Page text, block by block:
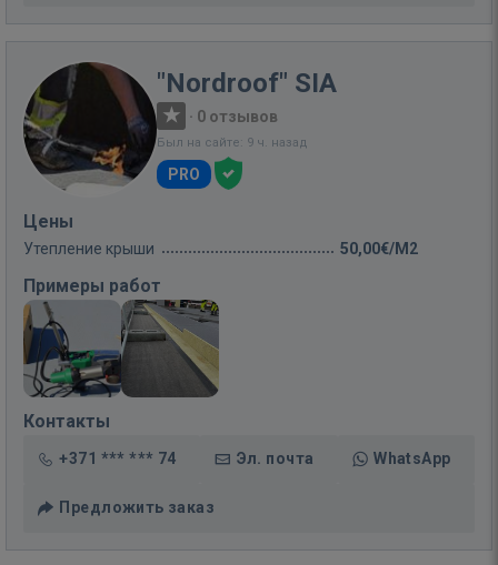
"Nordroof" SIA
· 0 отзывов
Был на сайте: 9 ч. назад
PRO
Цены
Утепление крыши 50,00€/M2
Примеры работ
Контакты
+371 *** *** 74 Эл. почта WhatsApp
Предложить заказ